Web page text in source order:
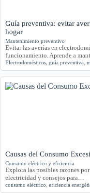
Guía preventiva: evitar
hogar
Mantenimiento preventivo
Evitar las averías en
funcionamiento. Aprende a
Electrodomésticos guía preventiva
Causas del Consumo
Consumo eléctrico y eficiencia
Explora las posibles razones
electricidad y consejos para…
consumo eléctrico eficiencia